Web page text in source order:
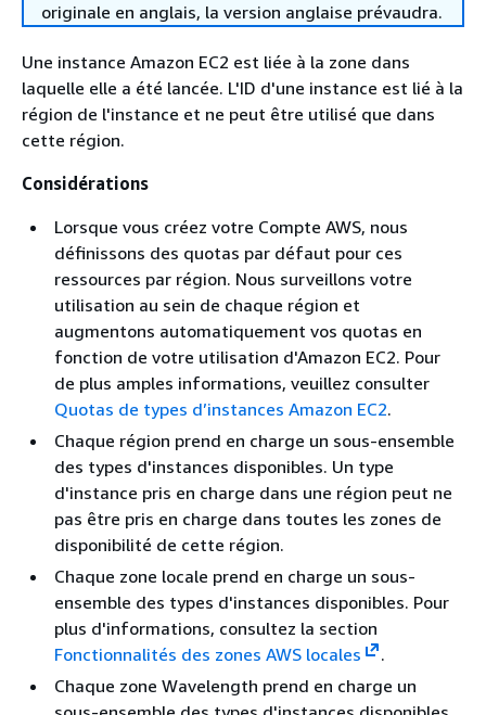
originale en anglais, la version anglaise prévaudra.
Une instance Amazon EC2 est liée à la zone dans
laquelle elle a été lancée. L'ID d'une instance est lié à la
région de l'instance et ne peut être utilisé que dans
cette région.
Considérations
Lorsque vous créez votre Compte AWS, nous
définissons des quotas par défaut pour ces
ressources par région. Nous surveillons votre
utilisation au sein de chaque région et
augmentons automatiquement vos quotas en
fonction de votre utilisation d'Amazon EC2. Pour
de plus amples informations, veuillez consulter
Quotas de types d’instances Amazon EC2.
Chaque région prend en charge un sous-ensemble
des types d'instances disponibles. Un type
d'instance pris en charge dans une région peut ne
pas être pris en charge dans toutes les zones de
disponibilité de cette région.
Chaque zone locale prend en charge un sous-
ensemble des types d'instances disponibles. Pour
plus d'informations, consultez la section
Fonctionnalités des zones AWS locales
.
Chaque zone Wavelength prend en charge un